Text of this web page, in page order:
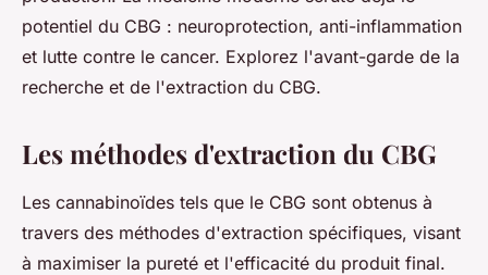
potentiel du CBG : neuroprotection, anti-inflammation
et lutte contre le cancer. Explorez l'avant-garde de la
recherche et de l'extraction du CBG.
Les méthodes d'extraction du CBG
Les cannabinoïdes tels que le CBG sont obtenus à
travers des méthodes d'extraction spécifiques, visant
à maximiser la pureté et l'efficacité du produit final.